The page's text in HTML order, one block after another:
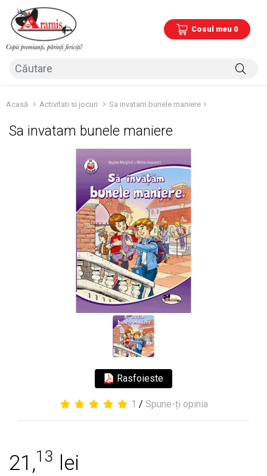
Cosul meu 0
Acasă Activitati si jocuri Sa invatam bunele maniere
Sa invatam bunele maniere
Rasfoieste
1 / Spune-ți opinia
21,13 lei